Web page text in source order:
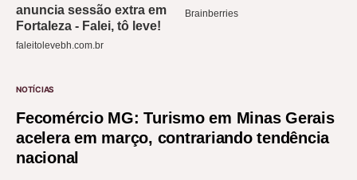
NOTÍCIAS
Fecomércio MG: Turismo em Minas Gerais
acelera em março, contrariando tendência
nacional